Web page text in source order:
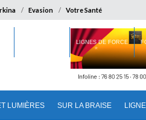
Evasion Votre Santé
LUMIÈRES SUR LA BRAISE
LIGNES DE FORCE